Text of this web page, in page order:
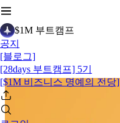
$1M 부트캠프
공지
[블로그]
[28days 부트캠프] 5기
[$1M 비즈니스 명예의 전당]